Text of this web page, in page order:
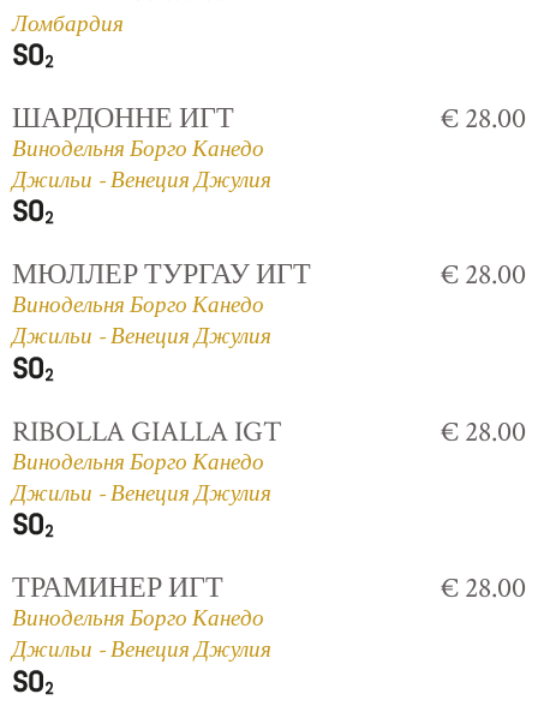
Ломбардия
ШАРДОННЕ ИГТ
Винодельня Борго Канедо
Джильи - Венеция Джулия
€ 28.00
МЮЛЛЕР ТУРГАУ ИГТ
Винодельня Борго Канедо
Джильи - Венеция Джулия
€ 28.00
RIBOLLA GIALLA IGT
Винодельня Борго Канедо
Джильи - Венеция Джулия
€ 28.00
ТРАМИНЕР ИГТ
Винодельня Борго Канедо
Джильи - Венеция Джулия
€ 28.00